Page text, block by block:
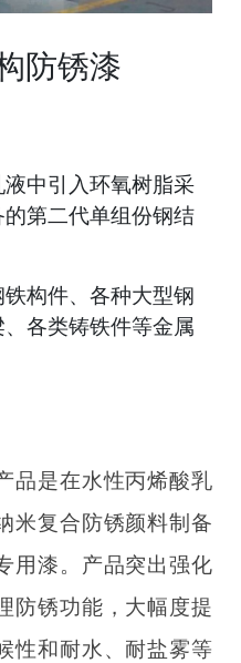
防锈漆
中引入环氧树脂采
第二代单组份钢结
构件、各种大型钢
各类铸铁件等金属
品是在水性丙烯酸乳
米复合防锈颜料制备
用漆。产品突出强化
防锈功能，大幅度提
性和耐水、耐盐雾等